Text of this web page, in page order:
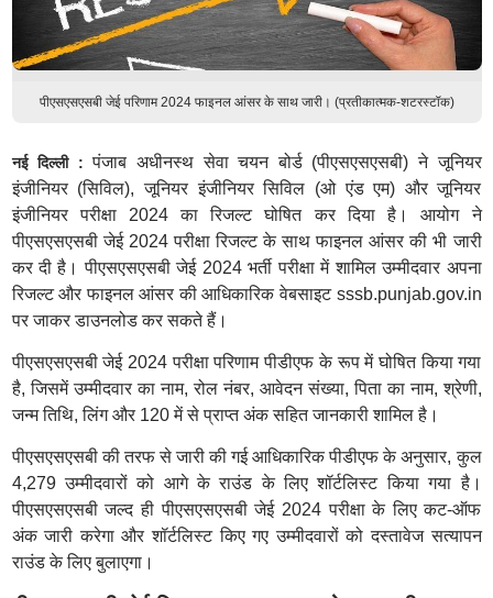
पीएसएसएसबी जेई परिणाम 2024 फाइनल आंसर के साथ जारी। (प्रतीकात्मक-शटरस्टॉक)
नई दिल्ली :पंजाब अधीनस्थ सेवा चयन बोर्ड (पीएसएसएसबी) ने जूनियर
इंजीनियर (सिविल), जूनियर इंजीनियर सिविल (ओ एंड एम) और जूनियर
इंजीनियर परीक्षा 2024 का रिजल्ट घोषित कर दिया है। आयोग ने
पीएसएसएसबी जेई 2024 परीक्षा रिजल्ट के साथ फाइनल आंसर की भी जारी
कर दी है। पीएसएसएसबी जेई 2024 भर्ती परीक्षा में शामिल उम्मीदवार अपना
रिजल्ट और फाइनल आंसर की आधिकारिक वेबसाइट sssb.punjab.gov.in
पर जाकर डाउनलोड कर सकते हैं।
पीएसएसएसबी जेई 2024 परीक्षा परिणाम पीडीएफ के रूप में घोषित किया गया
है, जिसमें उम्मीदवार का नाम, रोल नंबर, आवेदन संख्या, पिता का नाम, श्रेणी,
जन्म तिथि, लिंग और 120 में से प्राप्त अंक सहित जानकारी शामिल है।
पीएसएसएसबी की तरफ से जारी की गई आधिकारिक पीडीएफ के अनुसार, कुल
4,279 उम्मीदवारों को आगे के राउंड के लिए शॉर्टलिस्ट किया गया है।
पीएसएसएसबी जल्द ही पीएसएसएसबी जेई 2024 परीक्षा के लिए कट-ऑफ
अंक जारी करेगा और शॉर्टलिस्ट किए गए उम्मीदवारों को दस्तावेज सत्यापन
राउंड के लिए बुलाएगा।